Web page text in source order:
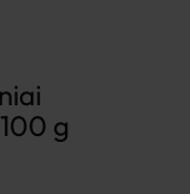
g